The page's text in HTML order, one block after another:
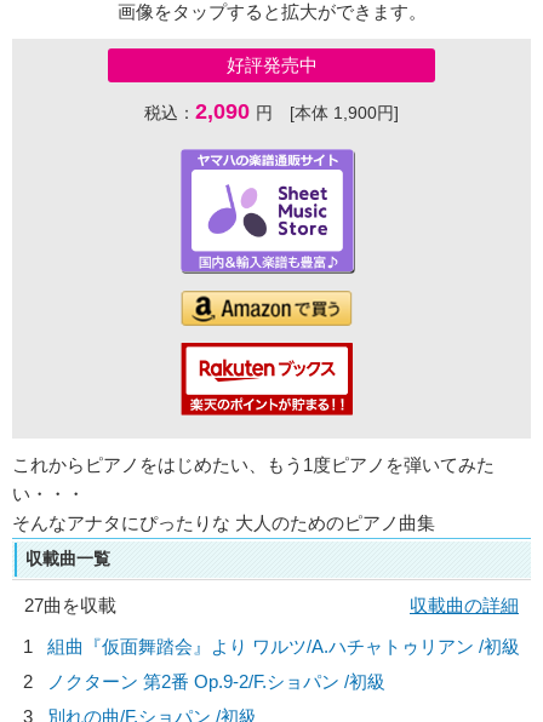
画像をタップすると拡大ができます。
好評発売中
税込： 2,090 円 [本体 1,900円]
これからピアノをはじめたい、もう1度ピアノを弾いてみた
い・・・
そんなアナタにぴったりな 大人のためのピアノ曲集
収載曲一覧
27曲を収載
収載曲の詳細
1
組曲『仮面舞踏会』より ワルツ/A.ハチャトゥリアン /初級
2
ノクターン 第2番 Op.9-2/F.ショパン /初級
3
別れの曲/F.ショパン /初級